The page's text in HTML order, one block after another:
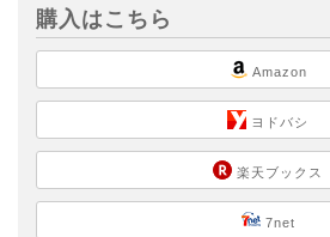
購入はこちら
Amazon
ヨドバシ
楽天ブックス
7net